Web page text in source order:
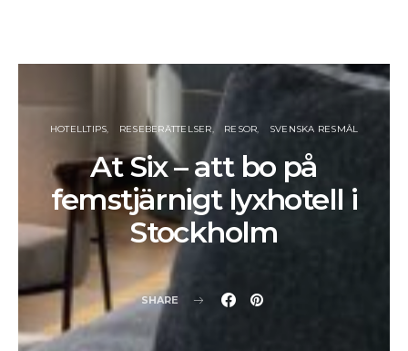
HOTELLTIPS RESEBERÄTTELSER RESOR SVENSKA RESMÅL
At Six – att bo på
femstjärnigt lyxhotell i
Stockholm
SHARE